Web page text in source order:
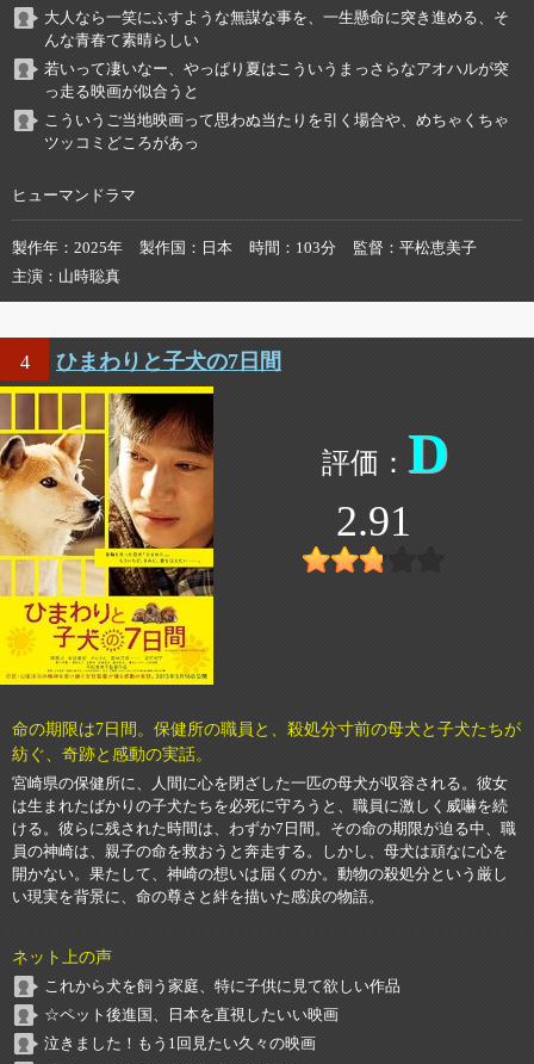
大人なら一笑にふすような無謀な事を、一生懸命に突き進める、そ
んな青春て素晴らしい
若いって凄いなー、やっぱり夏はこういうまっさらなアオハルが突
っ走る映画が似合うと
こういうご当地映画って思わぬ当たりを引く場合や、めちゃくちゃ
ツッコミどころがあっ
ヒューマンドラマ
製作年 2025年 製作国 日本 時間 103分 監督
平松恵美子
主演
山時聡真
4 ひまわりと子犬の7日間
D
2.91
命の期限は7日間。保健所の職員と、殺処分寸前の母犬と子犬たちが
紡ぐ、奇跡と感動の実話。
宮崎県の保健所に、人間に心を閉ざした一匹の母犬が収容される。彼女
は生まれたばかりの子犬たちを必死に守ろうと、職員に激しく威嚇を続
ける。彼らに残された時間は、わずか7日間。その命の期限が迫る中、職
員の神崎は、親子の命を救おうと奔走する。しかし、母犬は頑なに心を
開かない。果たして、神崎の想いは届くのか。動物の殺処分という厳し
い現実を背景に、命の尊さと絆を描いた感涙の物語。
ネット上の声
これから犬を飼う家庭、特に子供に見て欲しい作品
☆ペット後進国、日本を直視したいい映画
泣きました！もう1回見たい久々の映画